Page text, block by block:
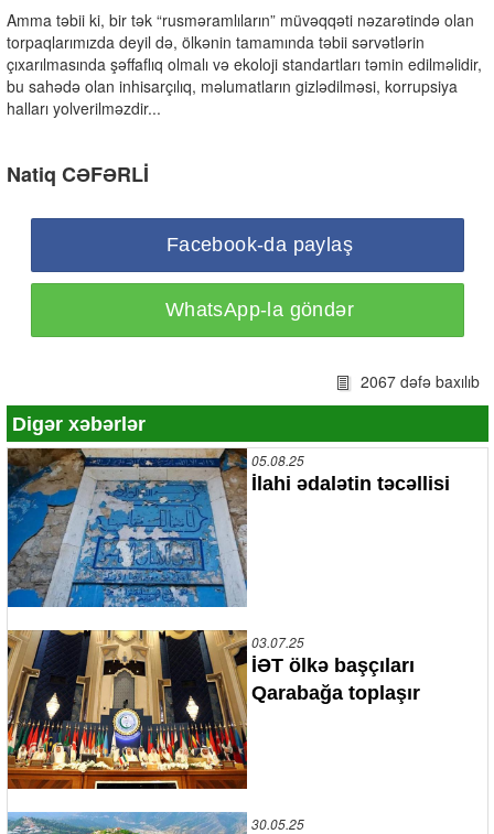
Amma təbii ki, bir tək “rusməramlıların” müvəqqəti nəzarətində olan
torpaqlarımızda deyil də, ölkənin tamamında təbii sərvətlərin
çıxarılmasında şəffaflıq olmalı və ekoloji standartları təmin edilməlidir,
bu sahədə olan inhisarçılıq, məlumatların gizlədilməsi, korrupsiya
halları yolverilməzdir...
Natiq CƏFƏRLİ
Facebook-da paylaş
WhatsApp-la göndər
2067 dəfə baxılıb
Digər xəbərlər
05.08.25
İlahi ədalətin təcəllisi
03.07.25
İƏT ölkə başçıları
Qarabağa toplaşır
30.05.25